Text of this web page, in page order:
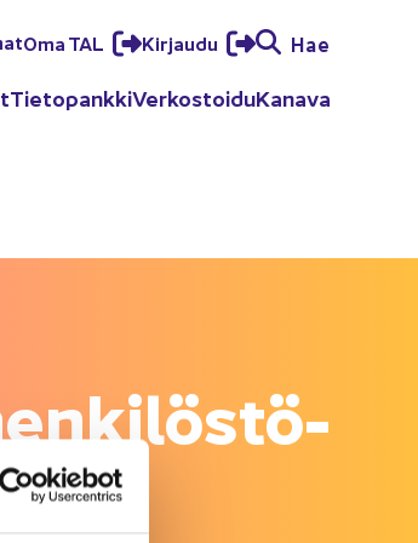
Oma TAL Kir­jau­du Hae
Tie­to­pank­kiVer­kos­toi­duKa­na­va